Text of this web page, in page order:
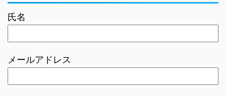
氏名
メールアドレス